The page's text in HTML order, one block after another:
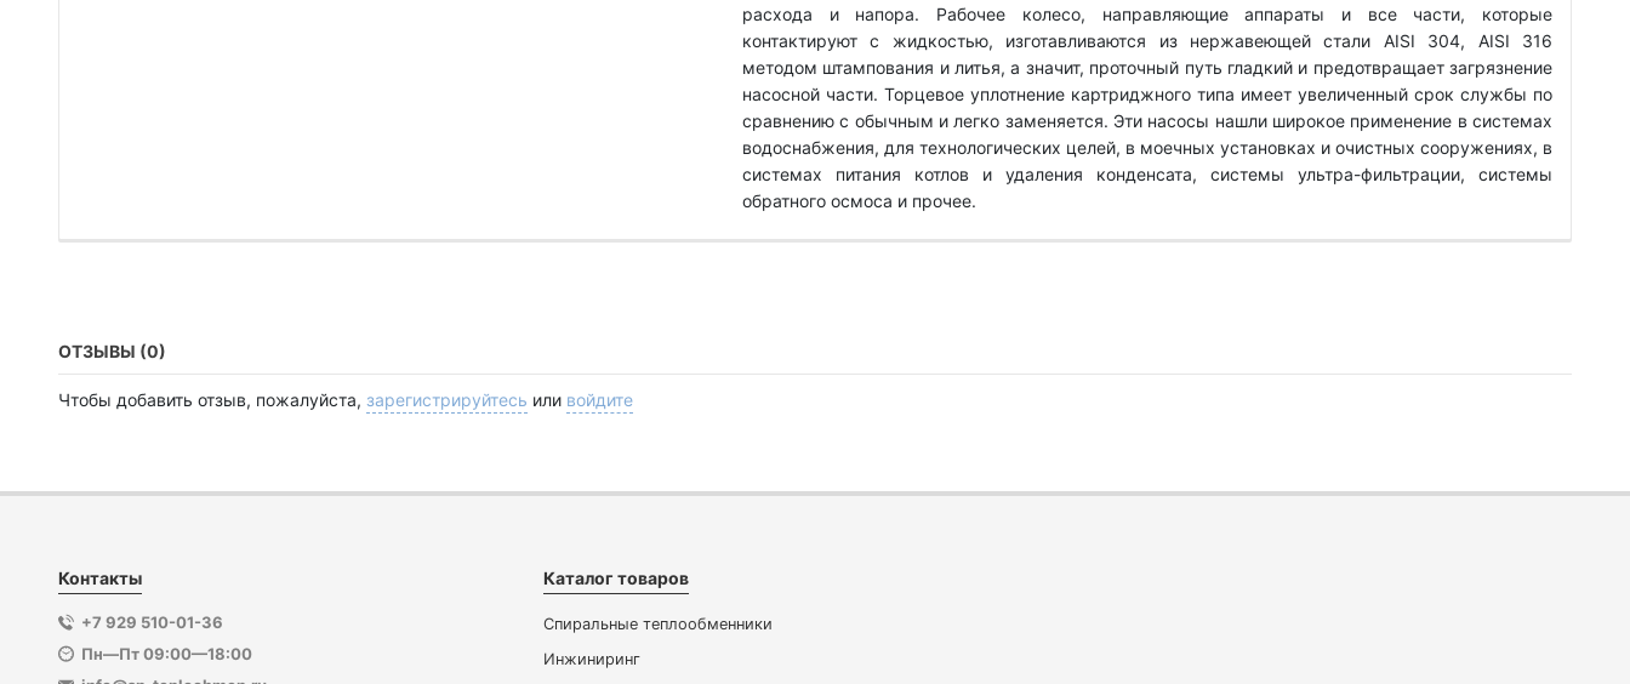
расхода и напора. Рабочее колесо, направляющие аппараты и все части, которые
контактируют с жидкостью, изготавливаются из нержавеющей стали AISI 304, AISI 316
методом штампования и литья, а значит, проточный путь гладкий и предотвращает загрязнение
насосной части. Торцевое уплотнение картриджного типа имеет увеличенный срок службы по
сравнению с обычным и легко заменяется. Эти насосы нашли широкое применение в системах
водоснабжения, для технологических целей, в моечных установках и очистных сооружениях, в
системах питания котлов и удаления конденсата, системы ультра-фильтрации, системы
обратного осмоса и прочее.
ОТЗЫВЫ (0)
Чтобы добавить отзыв, пожалуйста, зарегистрируйтесь или войдите
Контакты
+7 929 510-01-36
Пн—Пт 09:00—18:00
Каталог товаров
Спиральные теплообменники
Инжиниринг